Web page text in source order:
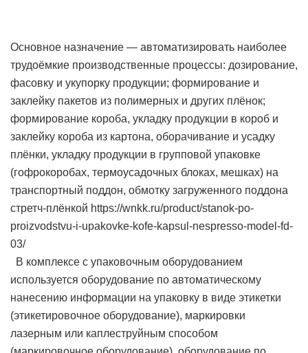
Основное назначение — автоматизировать наиболее
трудоёмкие производственные процессы: дозирование,
фасовку и укупорку продукции; формирование и
заклейку пакетов из полимерных и других плёнок;
формирование короба, укладку продукции в короб и
заклейку короба из картона, оборачивание и усадку
плёнки, укладку продукции в групповой упаковке
(гофрокоробах, термоусадочных блоках, мешках) на
транспортный поддон, обмотку загруженного поддона
стретч-плёнкой https://wnkk.ru/product/stanok-po-
proizvodstvu-i-upakovke-kofe-kapsul-nespresso-model-fd-
03/
В комплексе с упаковочным оборудованием
используется оборудование по автоматическому
нанесению информации на упаковку в виде этикетки
(этикетировочное оборудование), маркировки
лазерным или каплеструйным способом